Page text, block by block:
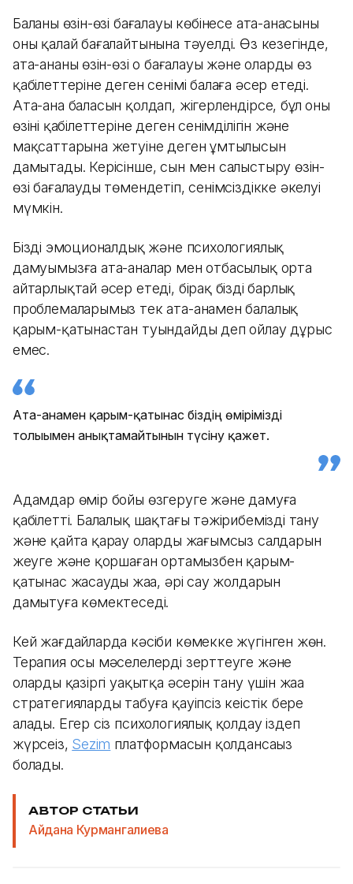
Баланың өзін-өзі бағалауы көбінесе ата-анасының
оны қалай бағалайтынына тәуелді. Өз кезегінде,
ата-ананың өзін-өзі оң бағалауы және олардың өз
қабілеттеріне деген сенімі балаға әсер етеді.
Ата-ана баласын қолдап, жігерлендірсе, бұл оның
өзінің қабілеттеріне деген сенімділігін және
мақсаттарына жетуіне деген ұмтылысын
дамытады. Керісінше, сын мен салыстыру өзін-
өзі бағалауды төмендетіп, сенімсіздікке әкелуі
мүмкін.
Біздің эмоционалдық және психологиялық
дамуымызға ата-аналар мен отбасылық орта
айтарлықтай әсер етеді, бірақ біздің барлық
проблемаларымыз тек ата-анамен балалық
қарым-қатынастан туындайды деп ойлау дұрыс
емес.
Ата-анамен қарым-қатынас біздің өмірімізді
толығымен анықтамайтынын түсіну қажет.
Адамдар өмір бойы өзгеруге және дамуға
қабілетті. Балалық шақтағы тәжірибемізді тану
және қайта қарау олардың жағымсыз салдарын
жеңуге және қоршаған ортамызбен қарым-
қатынас жасаудың жаңа, әрі сау жолдарын
дамытуға көмектеседі.
Кей жағдайларда кәсіби көмекке жүгінген жөн.
Терапия осы мәселелерді зерттеуге және
олардың қазіргі уақытқа әсерін тану үшін жаңа
стратегияларды табуға қауіпсіз кеңістік бере
алады. Егер сіз психологиялық қолдау іздеп
жүрсеңіз, Sezim платформасын қолдансаңыз
болады.
АВТОР СТАТЬИ
Айдана Курмангалиева